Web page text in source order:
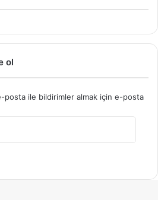
ol
posta ile bildirimler almak için e-posta